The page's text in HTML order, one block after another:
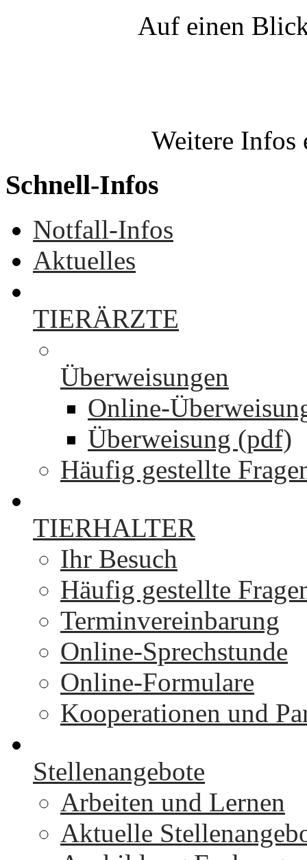
Auf einen
Weitere Infos
Schnell-Infos
Notfall-Infos
Aktuelles
TIERÄRZTE
Überweisungen
Online-
Überweisung (pdf)
Häufig gestellte
TIERHALTER
Ihr Besuch
Häufig gestellte
Terminvereinbarung
Online-Sprechstunde
Online-Formulare
Kooperationen und
Stellenangebote
Arbeiten und Lernen
Aktuelle